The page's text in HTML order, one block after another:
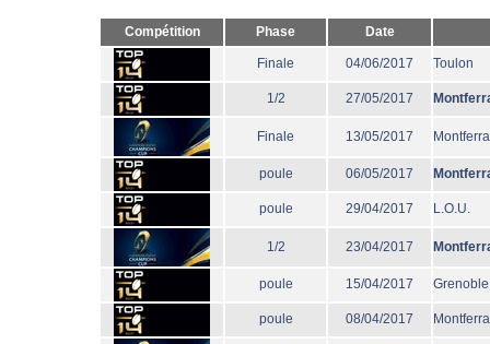
Compétition Phase Date
Finale 04/06/2017 Toulon
1/2 27/05/2017
Finale 13/05/2017
poule 06/05/2017
poule 29/04/2017 L.O.U.
1/2 23/04/2017
poule 15/04/2017 Grenoble
poule 08/04/2017